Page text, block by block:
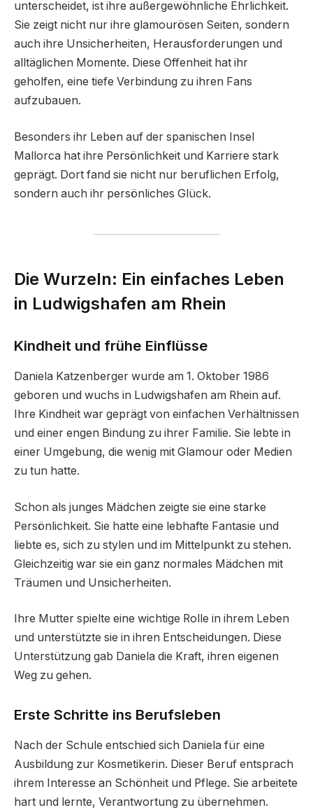
unterscheidet, ist ihre außergewöhnliche Ehrlichkeit.
Sie zeigt nicht nur ihre glamourösen Seiten, sondern
auch ihre Unsicherheiten, Herausforderungen und
alltäglichen Momente. Diese Offenheit hat ihr
geholfen, eine tiefe Verbindung zu ihren Fans
aufzubauen.
Besonders ihr Leben auf der spanischen Insel
Mallorca hat ihre Persönlichkeit und Karriere stark
geprägt. Dort fand sie nicht nur beruflichen Erfolg,
sondern auch ihr persönliches Glück.
Die Wurzeln: Ein einfaches Leben
in Ludwigshafen am Rhein
Kindheit und frühe Einflüsse
Daniela Katzenberger wurde am 1. Oktober 1986
geboren und wuchs in Ludwigshafen am Rhein auf.
Ihre Kindheit war geprägt von einfachen Verhältnissen
und einer engen Bindung zu ihrer Familie. Sie lebte in
einer Umgebung, die wenig mit Glamour oder Medien
zu tun hatte.
Schon als junges Mädchen zeigte sie eine starke
Persönlichkeit. Sie hatte eine lebhafte Fantasie und
liebte es, sich zu stylen und im Mittelpunkt zu stehen.
Gleichzeitig war sie ein ganz normales Mädchen mit
Träumen und Unsicherheiten.
Ihre Mutter spielte eine wichtige Rolle in ihrem Leben
und unterstützte sie in ihren Entscheidungen. Diese
Unterstützung gab Daniela die Kraft, ihren eigenen
Weg zu gehen.
Erste Schritte ins Berufsleben
Nach der Schule entschied sich Daniela für eine
Ausbildung zur Kosmetikerin. Dieser Beruf entsprach
ihrem Interesse an Schönheit und Pflege. Sie arbeitete
hart und lernte, Verantwortung zu übernehmen.